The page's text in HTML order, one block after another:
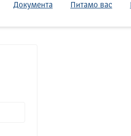
Документа Питамо вас